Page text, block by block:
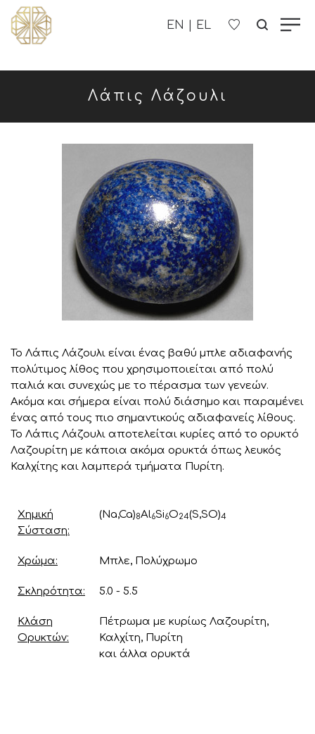
ΕΠΙΚΟΙΝΩΝΊΑ
Λάπις Λάζουλι
Το Λάπις Λάζουλι είναι ένας βαθύ μπλε αδιαφανής
πολύτιμος λίθος που χρησιμοποιείται από πολύ
παλιά και συνεχώς με το πέρασμα των γενεών.
Ακόμα και σήμερα είναι πολύ διάσημο και παραμένει
ένας από τους πιο σημαντικούς αδιαφανείς λίθους.
Το Λάπις Λάζουλι αποτελείται κυρίες από το ορυκτό
Λαζουρίτη με κάποια ακόμα ορυκτά όπως λευκός
Καλχίτης και λαμπερά τμήματα Πυρίτη.
Χημική
Σύσταση
(Na,Ca)8Al6Si6O24(S,SO)4
Χρώμα Μπλε, Πολύχρωμο
Σκληρότητα 5.0 - 5.5
Κλάση
Ορυκτών
Πέτρωμα με κυρίως Λαζουρίτη,
Καλχίτη, Πυρίτη
και άλλα ορυκτά